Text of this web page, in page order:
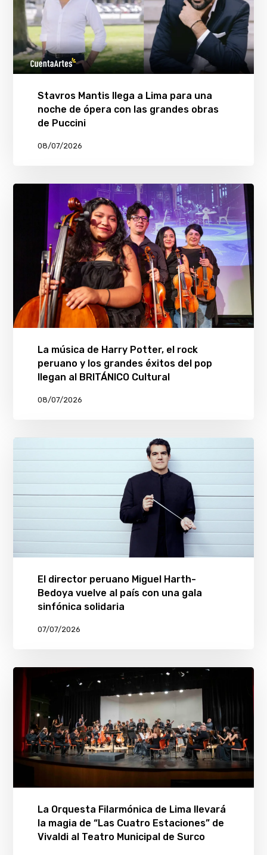
Stavros Mantis llega a Lima para una
noche de ópera con las grandes obras
de Puccini
08/07/2026
La música de Harry Potter, el rock
peruano y los grandes éxitos del pop
llegan al BRITÁNICO Cultural
08/07/2026
El director peruano Miguel Harth-
Bedoya vuelve al país con una gala
sinfónica solidaria
07/07/2026
La Orquesta Filarmónica de Lima llevará
la magia de “Las Cuatro Estaciones” de
Vivaldi al Teatro Municipal de Surco